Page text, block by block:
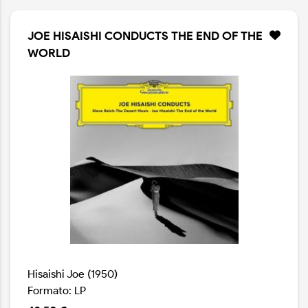
JOE HISAISHI CONDUCTS THE END OF THE
WORLD
Hisaishi Joe (1950)
Formato: LP